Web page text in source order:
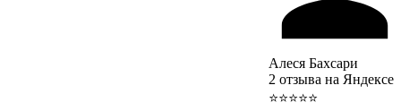
Алеся Бахсари
2 отзыва на Яндексе
⭐⭐⭐⭐⭐